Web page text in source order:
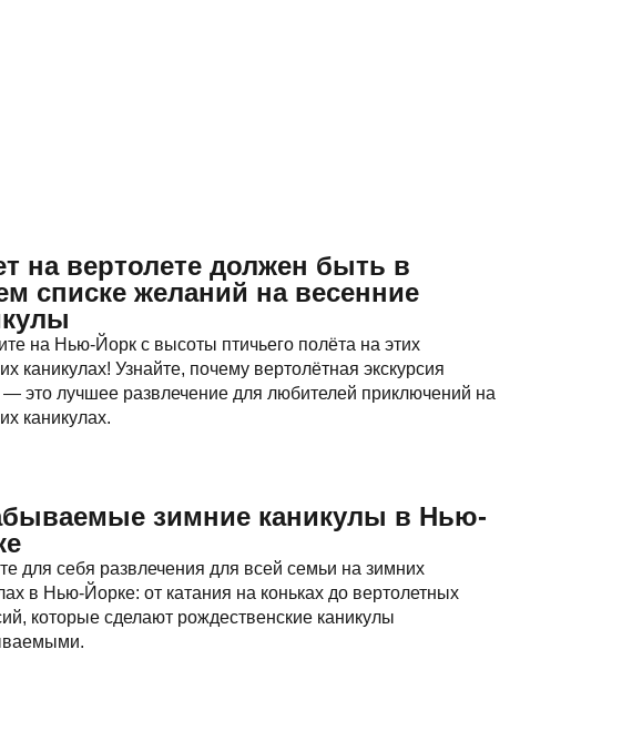
на вертолете должен быть в
списке желаний на весенние
на Нью-Йорк с высоты птичьего полёта на этих
каникулах! Узнайте, почему вертолётная экскурсия
это лучшее развлечение для любителей приключений на
каникулах.
зимние каникулы в Нью-
для себя развлечения для всей семьи на зимних
в Нью-Йорке: от катания на коньках до вертолетных
которые сделают рождественские каникулы